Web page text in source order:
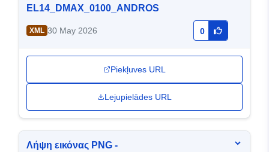
EL14_DMAX_0100_ANDROS
XML 30 May 2026 0
Piekļuves URL
Lejupielādes URL
Λήψη εικόνας PNG -